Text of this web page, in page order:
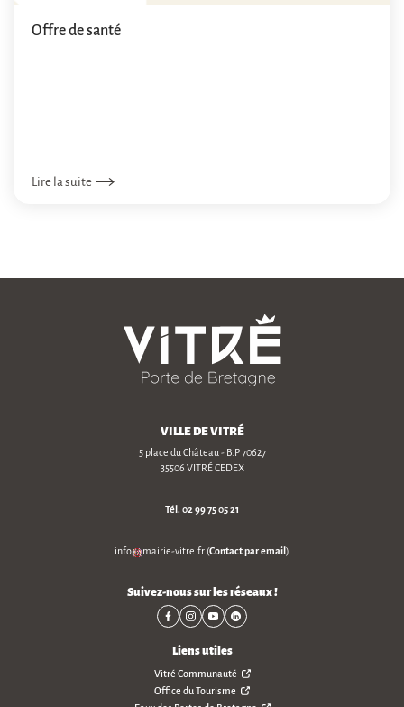
Offre de santé
Lire la suite
VILLE DE VITRÉ
5 place du Château - B.P 70627
35506 VITRÉ CEDEX
Tél.02 99 75 05 21
info mairie-vitre.fr (Contact par email)
Liens utiles
Vitré Communauté
Office du Tourisme
Suivez-nous sur les réseaux !